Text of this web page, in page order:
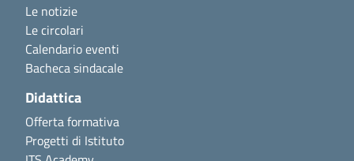
Le notizie
Le circolari
Calendario eventi
Bacheca sindacale
Didattica
Offerta formativa
Progetti di Istituto